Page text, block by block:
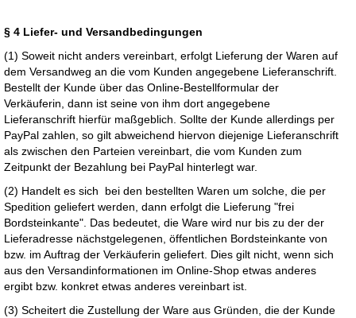
§ 4 Liefer- und Versandbedingungen
(1) Soweit nicht anders vereinbart, erfolgt Lieferung der Waren auf
dem Versandweg an die vom Kunden angegebene Lieferanschrift.
Bestellt der Kunde über das Online-Bestellformular der
Verkäuferin, dann ist seine von ihm dort angegebene
Lieferanschrift hierfür maßgeblich. Sollte der Kunde allerdings per
PayPal zahlen, so gilt abweichend hiervon diejenige Lieferanschrift
als zwischen den Parteien vereinbart, die vom Kunden zum
Zeitpunkt der Bezahlung bei PayPal hinterlegt war.
(2) Handelt es sich bei den bestellten Waren um solche, die per
Spedition geliefert werden, dann erfolgt die Lieferung "frei
Bordsteinkante". Das bedeutet, die Ware wird nur bis zu der der
Lieferadresse nächstgelegenen, öffentlichen Bordsteinkante von
bzw. im Auftrag der Verkäuferin geliefert. Dies gilt nicht, wenn sich
aus den Versandinformationen im Online-Shop etwas anderes
ergibt bzw. konkret etwas anderes vereinbart ist.
(3) Scheitert die Zustellung der Ware aus Gründen, die der Kunde